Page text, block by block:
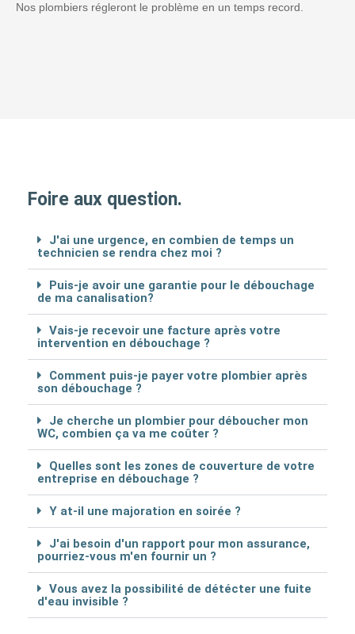
Nos plombiers régleront le problème en un temps record.
Foire aux question.
J'ai une urgence, en combien de temps un
technicien se rendra chez moi ?
Puis-je avoir une garantie pour le débouchage
de ma canalisation?
Vais-je recevoir une facture après votre
intervention en débouchage ?
Comment puis-je payer votre plombier après
son débouchage ?
Je cherche un plombier pour déboucher mon
WC, combien ça va me coûter ?
Quelles sont les zones de couverture de votre
entreprise en débouchage ?
Y at-il une majoration en soirée ?
J'ai besoin d'un rapport pour mon assurance,
pourriez-vous m'en fournir un ?
Vous avez la possibilité de détécter une fuite
d'eau invisible ?